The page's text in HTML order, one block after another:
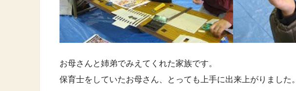
お母さんと姉弟でみえてくれた家族です。
保育士をしていたお母さん、とっても上手に出来上がりました。